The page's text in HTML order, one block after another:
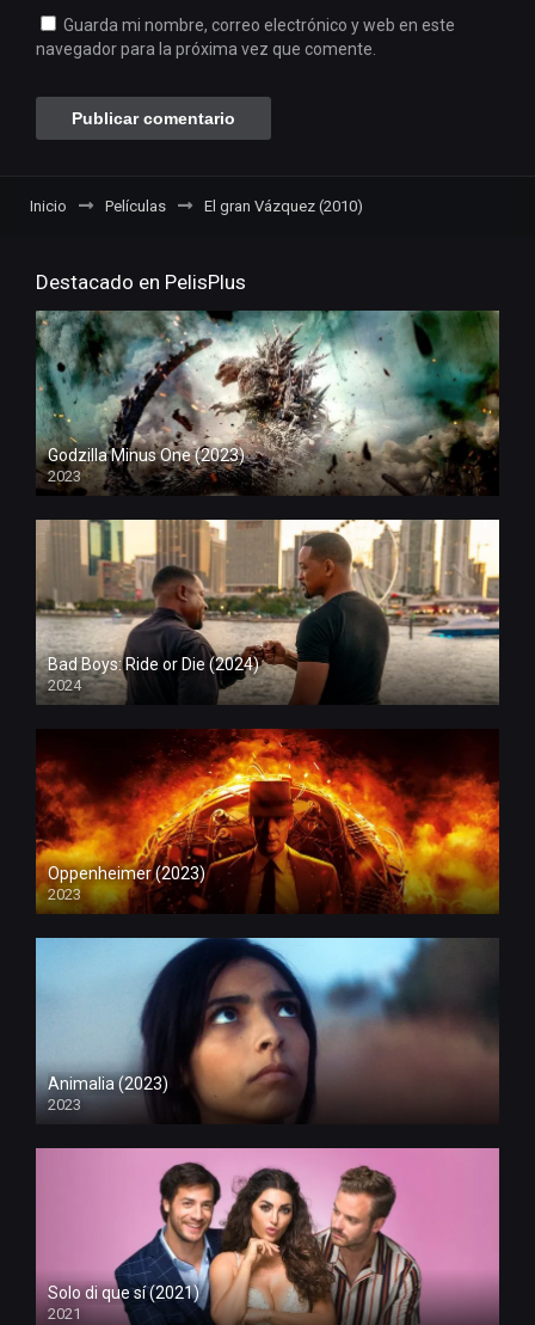
Guarda mi nombre, correo electrónico y web en este
navegador para la próxima vez que comente.
Inicio Películas El gran Vázquez (2010)
Destacado en PelisPlus
Godzilla Minus One (2023)
2023
Bad Boys: Ride or Die (2024)
2024
Oppenheimer (2023)
2023
Animalia (2023)
2023
Solo di que sí (2021)
2021